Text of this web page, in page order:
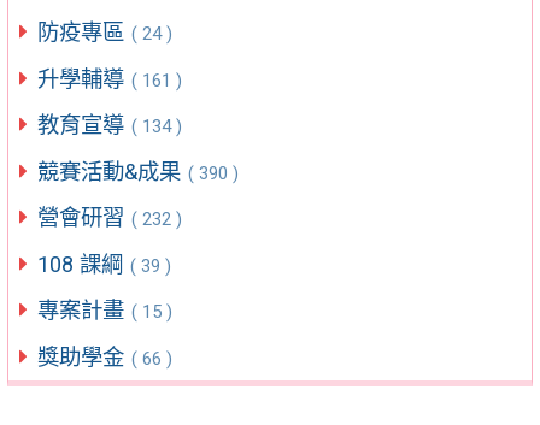
防疫專區 ( 24 )
升學輔導 ( 161 )
教育宣導 ( 134 )
競賽活動&成果 ( 390 )
營會研習 ( 232 )
108 課綱 ( 39 )
專案計畫 ( 15 )
獎助學金 ( 66 )